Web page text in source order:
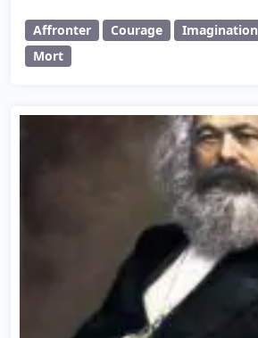
Affronter Courage Imagination
Mort